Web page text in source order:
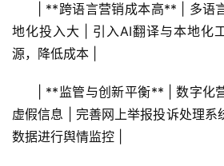
| **跨语言营销成本高** | 多语
地化投入大 | 引入AI翻译与本地化
源，降低成本 |
| **监管与创新平衡** | 数字化
虚假信息 | 完善网上举报投诉处理系
数据进行舆情监控 |